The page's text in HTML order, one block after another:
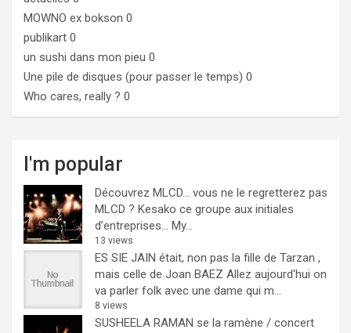
MOWNO ex bokson 0
publikart 0
un sushi dans mon pieu 0
Une pile de disques (pour passer le temps) 0
Who cares, really ? 0
I'm popular
Découvrez MLCD… vous ne le regretterez pas
MLCD ? Kesako ce groupe aux initiales
d’entreprises… My...
13 views
ES SIE JAIN était, non pas la fille de Tarzan ,
mais celle de Joan BAEZ Allez aujourd'hui on
va parler folk avec une dame qui m...
8 views
SUSHEELA RAMAN se la ramène / concert